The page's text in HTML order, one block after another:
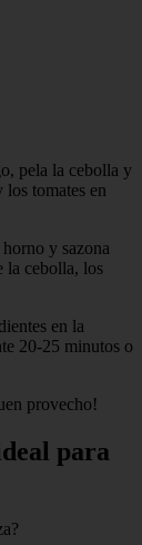
pela la cebolla y
tomates en
y sazona
la cebolla, los
en la
20-25 minutos o
provecho!
para